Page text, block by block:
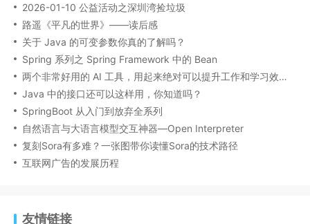
2026-01-10 公益活动之深圳湾捡垃圾
路遥《平凡的世界》——读后感
关于 Java 的可变参数你真的了解吗？
Spring 系列之 Spring Framework 中的 Bean
两个非常好用的 AI 工具，用起来绝对可以提升工作和学习效率！
Java 中的接口还可以这样用，你知道吗？
SpringBoot 从入门到放弃全系列
自然语言与大语言模型交互神器—Open Interpreter
复刻Sora有多难？一张图带你读懂Sora的技术路径
互联网广告的发展历程
友情链接